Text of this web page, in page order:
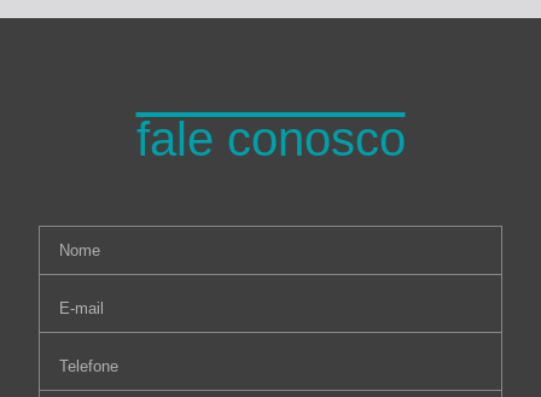
fale conosco